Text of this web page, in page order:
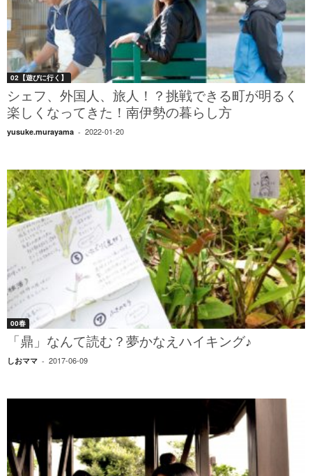
02【遊びに行く】
シェフ、外国人、旅人！？挑戦できる町が明るく
楽しくなってきた！南伊勢の暮らし方
yusuke.murayama - 2022-01-20
00春
「鼎」なんて読む？夢かなえハイキング♪
しおママ - 2017-06-09